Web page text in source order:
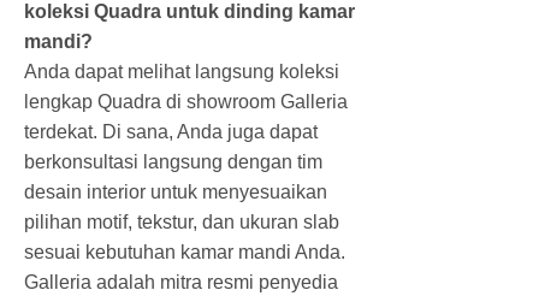
koleksi Quadra untuk dinding kamar
mandi?
Anda dapat melihat langsung koleksi
lengkap Quadra di showroom Galleria
terdekat. Di sana, Anda juga dapat
berkonsultasi langsung dengan tim
desain interior untuk menyesuaikan
pilihan motif, tekstur, dan ukuran slab
sesuai kebutuhan kamar mandi Anda.
Galleria adalah mitra resmi penyedia